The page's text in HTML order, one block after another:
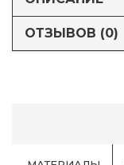
ОТЗЫВОВ (0)